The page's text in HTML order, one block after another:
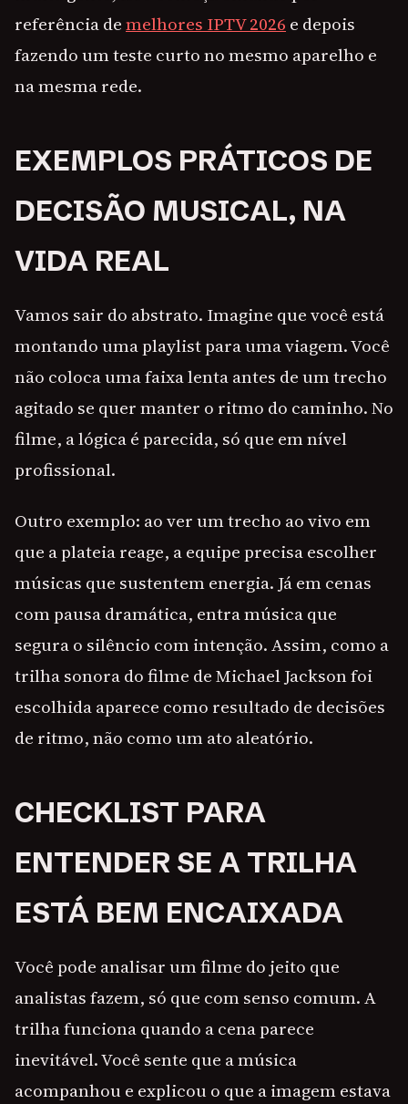
referência demelhores IPTV 2026 e depois
fazendo um teste curto no mesmo aparelho e
na mesma rede.
EXEMPLOS PRÁTICOS DE
DECISÃO MUSICAL, NA
VIDA REAL
Vamos sair do abstrato. Imagine que você está
montando uma playlist para uma viagem. Você
não coloca uma faixa lenta antes de um trecho
agitado se quer manter o ritmo do caminho. No
filme, a lógica é parecida, só que em nível
profissional.
Outro exemplo: ao ver um trecho ao vivo em
que a plateia reage, a equipe precisa escolher
músicas que sustentem energia. Já em cenas
com pausa dramática, entra música que
segura o silêncio com intenção. Assim, como a
trilha sonora do filme de Michael Jackson foi
escolhida aparece como resultado de decisões
de ritmo, não como um ato aleatório.
CHECKLIST PARA
ENTENDER SE A TRILHA
ESTÁ BEM ENCAIXADA
Você pode analisar um filme do jeito que
analistas fazem, só que com senso comum. A
trilha funciona quando a cena parece
inevitável. Você sente que a música
acompanhou e explicou o que a imagem estava